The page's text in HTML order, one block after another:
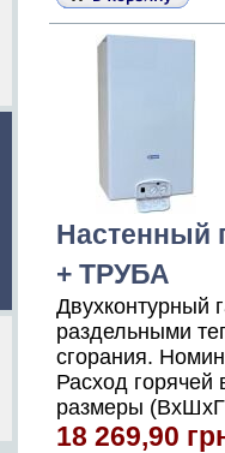
Настенный
+ ТРУБА
Двухконтурный
раздельными
сгорания.
Расход
размеры
18 269,90